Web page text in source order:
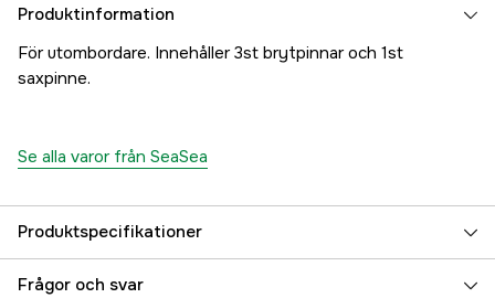
Produktinformation
För utombordare. Innehåller 3st brytpinnar och 1st
saxpinne.
Se alla varor från SeaSea
Produktspecifikationer
Referensnummer 5000017220
Frågor och svar